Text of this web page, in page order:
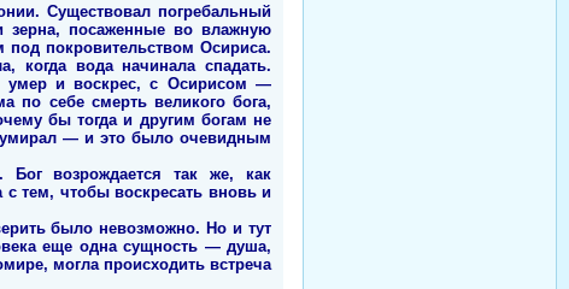
Существовал погребальный
зерна, посаженные во влажную
покровительством Осириса.
когда вода начинала спадать.
умер и воскрес, с Осирисом —
по себе смерть великого бога,
бы тогда и другим богам не
умирал — и это было очевидным
возрождается так же, как
с тем, чтобы воскресать вновь и
было невозможно. Но и тут
еще одна сущность — душа,
могла происходить встреча